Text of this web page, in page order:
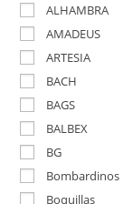
ALHAMBRA
AMADEUS
ARTESIA
BACH
BAGS
BALBEX
BG
Bombardinos
Boquillas